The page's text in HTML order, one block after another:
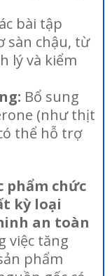
bài tập
sàn chậu, từ
lý và kiểm
Bổ sung
(như thịt
thể hỗ trợ
phẩm chức
kỳ loại
an toàn
việc tăng
phẩm